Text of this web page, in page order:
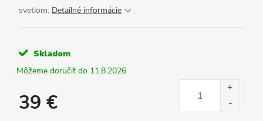
svetlom. Detailné informácie
Skladom
11.8.2026
39 €